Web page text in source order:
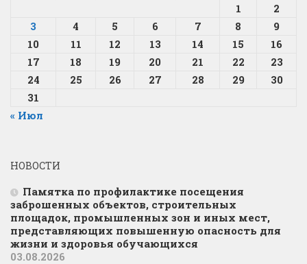
1
2
3
4 5 6 7 8
9
10
11 12 13 14 15
16
17
18 19 20 21 22
23
24
25 26 27 28 29
30
31
« Июл
НОВОСТИ
Памятка по профилактике посещения
заброшенных объектов, строительных
площадок, промышленных зон и иных мест,
представляющих повышенную опасность для
жизни и здоровья обучающихся
03.08.2026